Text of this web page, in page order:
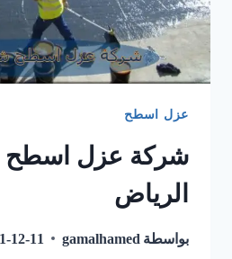
عزل اسطح
شركة عزل اسطح
الرياض
بواسطة gamalhamed
12-11